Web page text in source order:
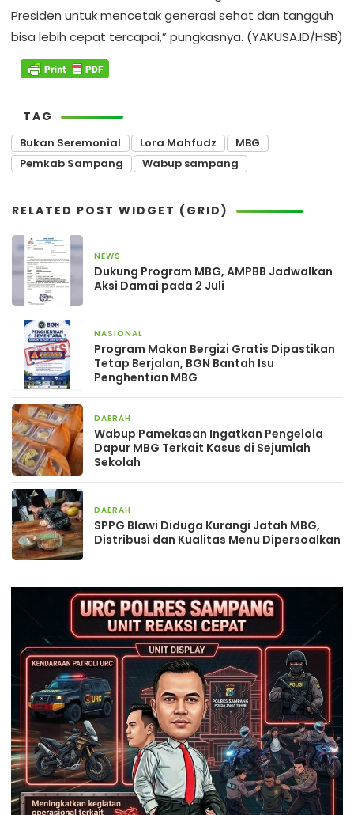
Presiden untuk mencetak generasi sehat dan tangguh
bisa lebih cepat tercapai,” pungkasnya. (YAKUSA.ID/HSB)
TAG
Bukan Seremonial Lora Mahfudz
MBG
Pemkab Sampang
Wabup sampang
RELATED POST WIDGET (GRID)
NEWS
Dukung Program MBG, AMPBB Jadwalkan
Aksi Damai pada 2 Juli
NASIONAL
Program Makan Bergizi Gratis Dipastikan
Tetap Berjalan, BGN Bantah Isu
Penghentian MBG
DAERAH
Wabup Pamekasan Ingatkan Pengelola
Dapur MBG Terkait Kasus di Sejumlah
Sekolah
DAERAH
SPPG Blawi Diduga Kurangi Jatah MBG,
Distribusi dan Kualitas Menu Dipersoalkan